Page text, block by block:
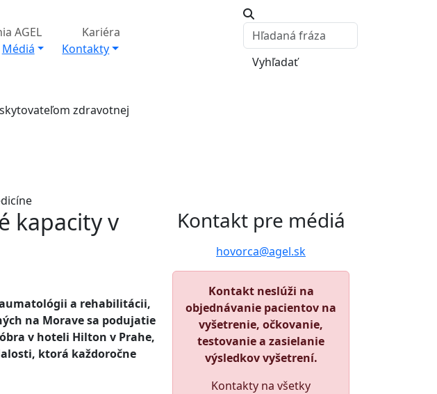
AGEL
Kariéra
Médiá
Kontakty
Vyhľadať
zdravotnej
kapacity v
a rehabilitácii,
na Morave sa podujatie
v hoteli Hilton v Prahe,
ktorá každoročne
Kontakt pre médiá
hovorca@agel.sk
Kontakt neslúži na
objednávanie pacientov na
vyšetrenie, očkovanie,
testovanie a zasielanie
výsledkov vyšetrení.
Kontakty na všetky